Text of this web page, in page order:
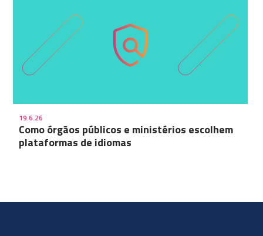
19.6.26
Como órgãos públicos e ministérios escolhem
plataformas de idiomas